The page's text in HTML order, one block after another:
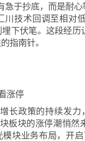
急于抄底，而是耐
川技术回调至相对
下伏笔。这段经历
指南针。
涨停
长政策的持续发
板块的涨停潮悄然
模块业务布局，开